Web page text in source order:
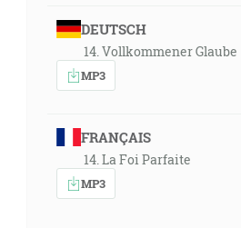
DEUTSCH
14. Vollkommener Glaube
MP3
FRANÇAIS
14. La Foi Parfaite
MP3